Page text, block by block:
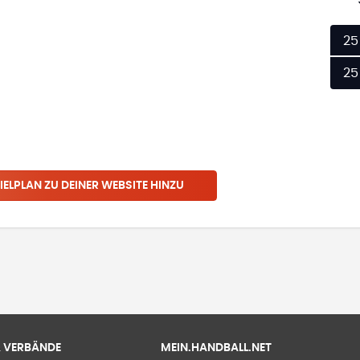
25
25
ZU DEINER WEBSITE HINZU
VERBÄNDE MEIN.HANDBALL.NET